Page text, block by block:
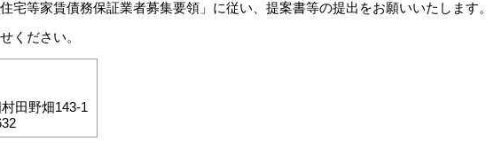
等家賃債務保証業者募集要領」に従い、提案書等の提出をお願いいたします。
ください。
田野畑143-1